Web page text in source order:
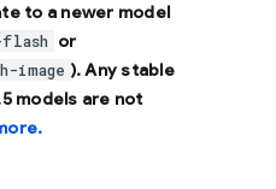
to a newer model
or
image ). Any stable
models are not